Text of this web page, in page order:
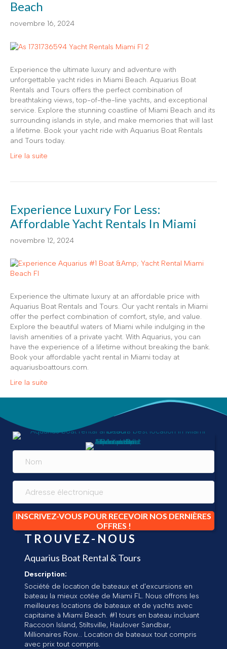
Beach
novembre 16, 2024
Experience the ultimate luxury and adventure with
unforgettable yacht rides in Miami Beach. Aquarius Boat
Rentals and Tours offers the perfect combination of
breathtaking views, top-of-the-line yachts, and exceptional
service. Explore the stunning coastline of Miami Beach and its
surrounding islands in style, and make memories that will last
a lifetime. Book your yacht ride with Aquarius Boat Rentals
and Tours today.
Lire la suite
Experience Luxury For Less:
Affordable Yacht Rentals In Miami
novembre 12, 2024
Experience the ultimate luxury at an affordable price with
Aquarius Boat Rentals and Tours. Our yacht rentals in Miami
offer the perfect combination of comfort, style, and value.
Explore the beautiful waters of Miami while indulging in the
lavish amenities of a private yacht. With Aquarius, you can
have the experience of a lifetime without breaking the bank.
Book your affordable yacht rental in Miami today at
aquariusboattours.com.
Lire la suite
INSCRIVEZ-VOUS POUR RECEVOIR NOS DERNIÈRES
OFFRES !
TROUVEZ-NOUS
Aquarius Boat Rental & Tours
Description:
Société de location de bateaux et d'excursions en
bateau la mieux cotée de Miami FL. Nous offrons les
meilleures locations de bateaux et de yachts avec
capitaine à Miami Beach. #1 tours en bateau incluant
Raccoon Island, Stiltsville, Haulover Sandbar,
Millionaires Row... Location de bateaux tout compris
avec prix tout compris.